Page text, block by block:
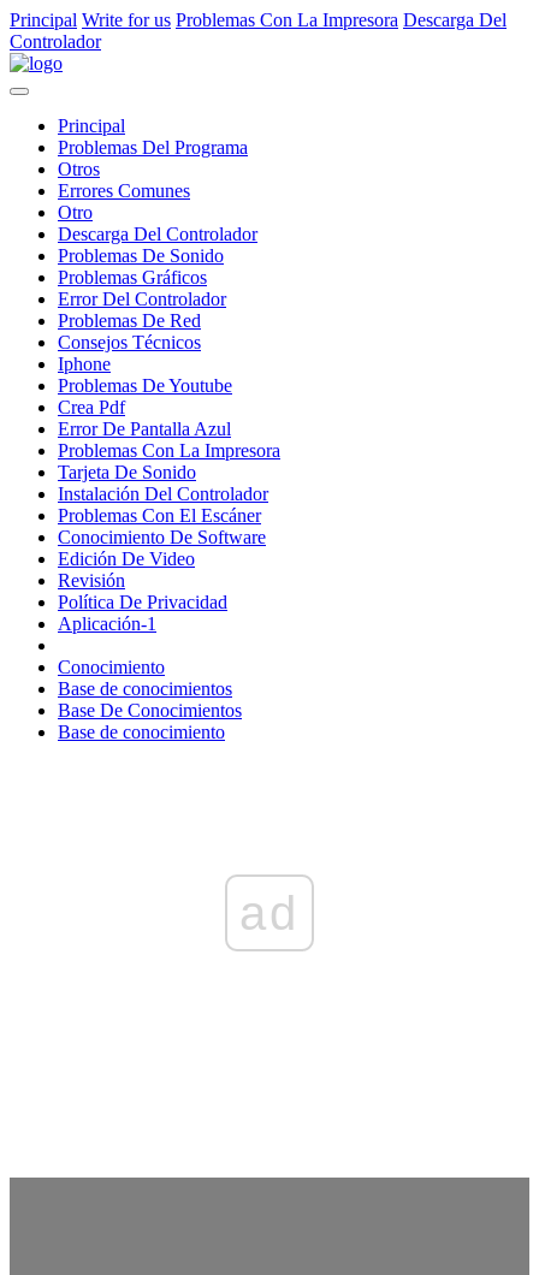
Principal Write for us Problemas Con La Impresora Descarga Del
Controlador
Principal
Problemas Del Programa
Otros
Errores Comunes
Otro
Descarga Del Controlador
Problemas De Sonido
Problemas Gráficos
Error Del Controlador
Problemas De Red
Consejos Técnicos
Iphone
Problemas De Youtube
Crea Pdf
Error De Pantalla Azul
Problemas Con La Impresora
Tarjeta De Sonido
Instalación Del Controlador
Problemas Con El Escáner
Conocimiento De Software
Edición De Video
Revisión
Política De Privacidad
Aplicación-1
Conocimiento
Base de conocimientos
Base De Conocimientos
Base de conocimiento
ad